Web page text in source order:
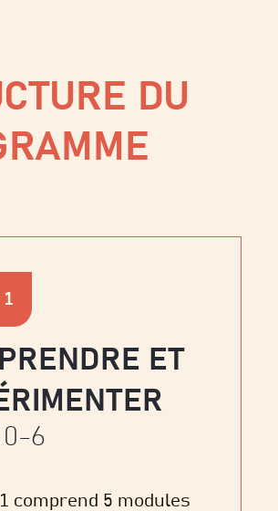
DU
1
ET
0-6
1 comprend 5 modules